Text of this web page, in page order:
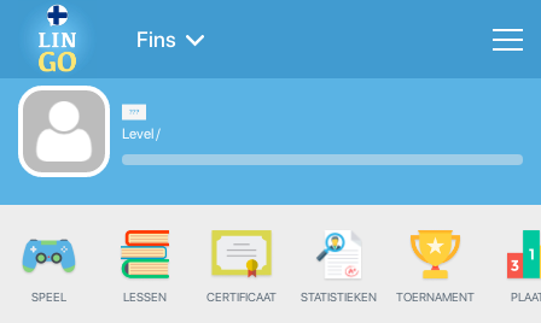
Fins
Level/
SPEEL LESSEN CERTIFICAAT STATISTIEKEN TOERNAMENT